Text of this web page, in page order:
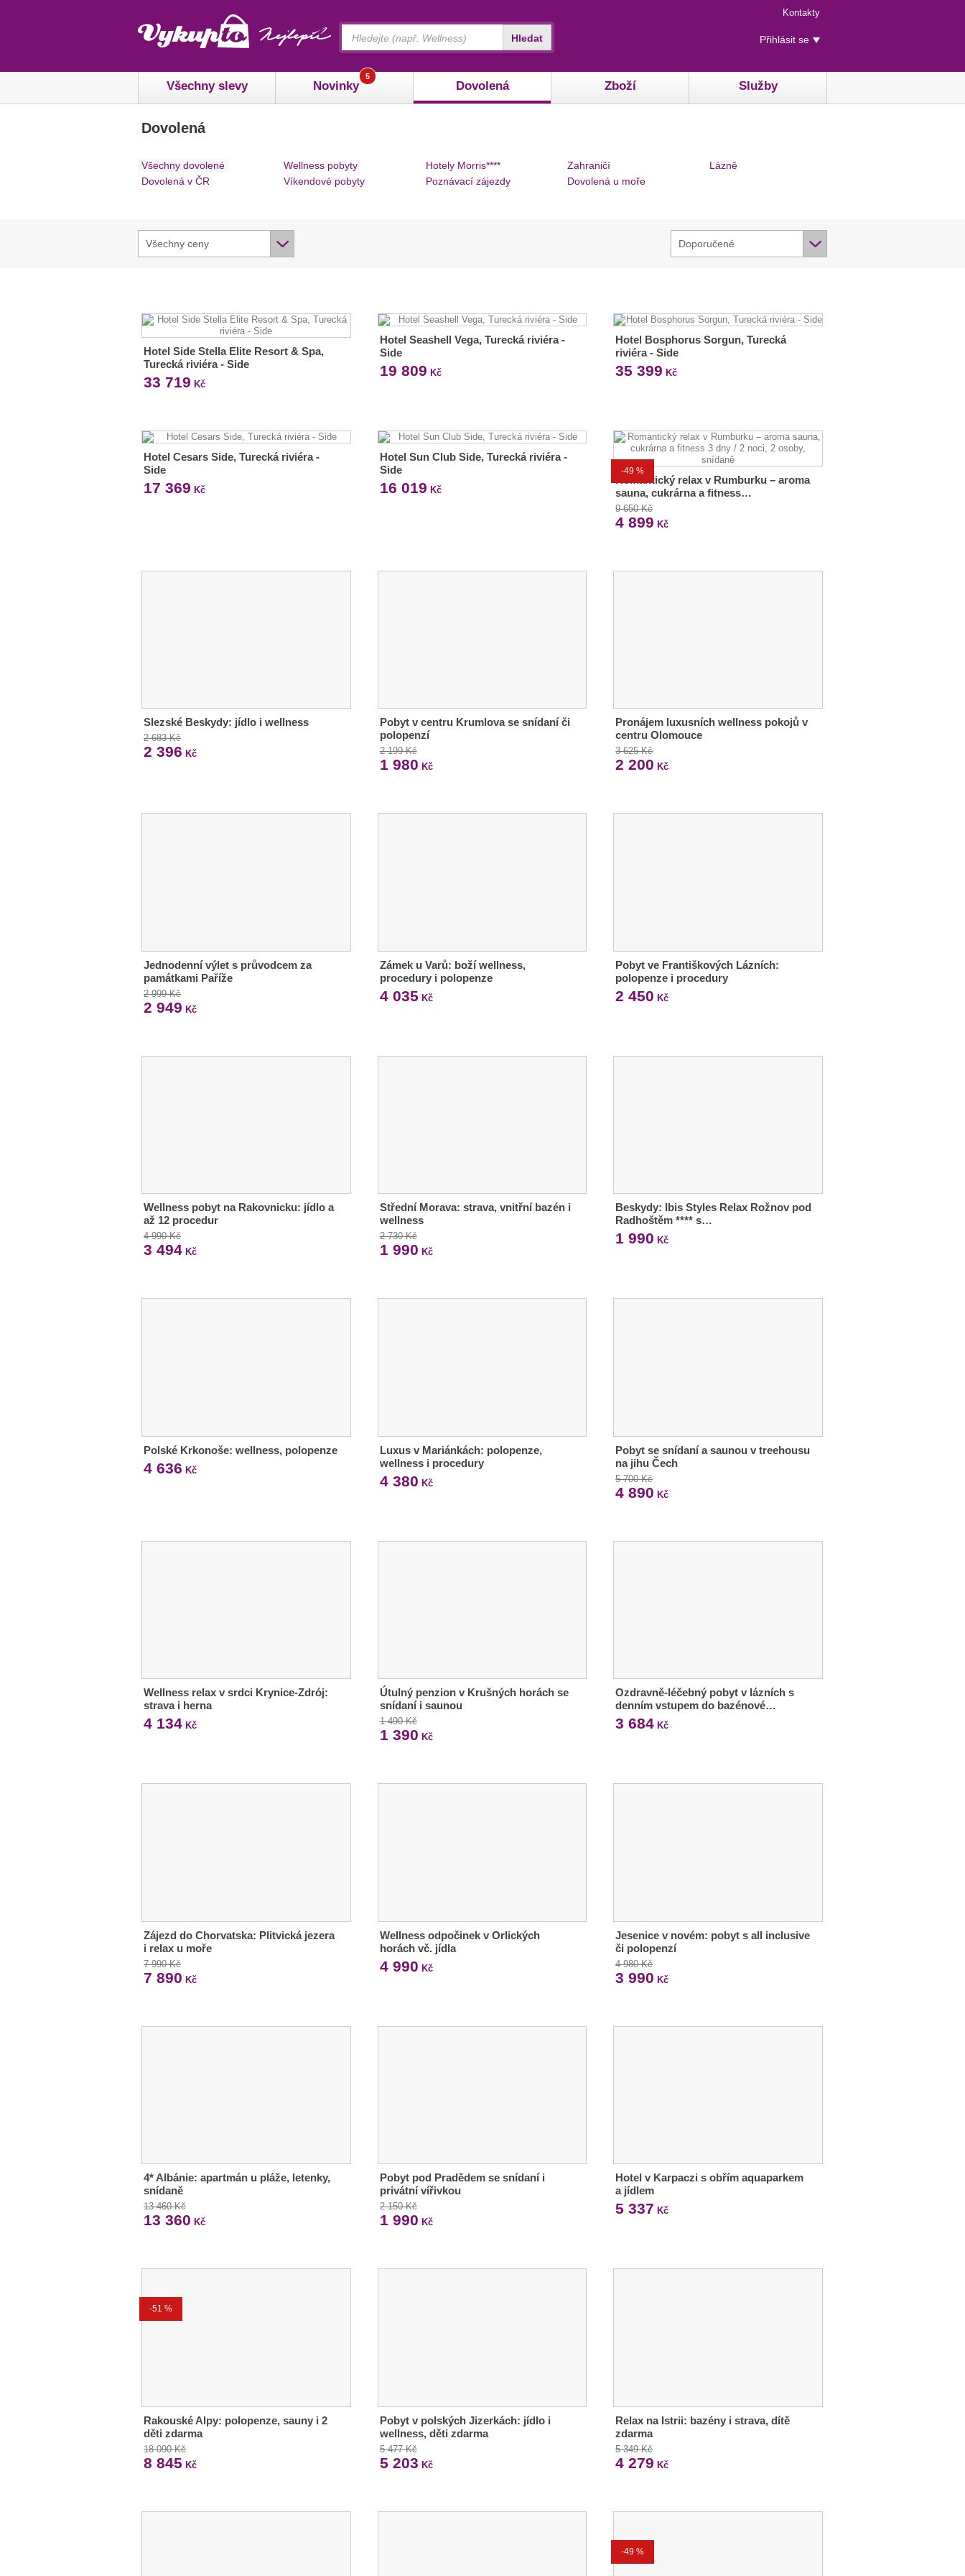
Menu
rychlého
přístupu
Kontakty
Uživatelské
menu
Přihlásit se
Všechny slevy Novinky
5
Dovolená Zboží Služby
Hledat
Dovolená
Všechny dovolené
Dovolená v ČR
Wellness pobyty
Víkendové pobyty
Hotely Morris****
Poznávací zájezdy
Zahraničí
Dovolená u moře
Lázně
Všechny ceny Doporučené
Hotel Side Stella Elite Resort & Spa,
Turecká riviéra - Side
33 719 Kč
Hotel Seashell Vega, Turecká riviéra -
Side
19 809 Kč
Hotel Bosphorus Sorgun, Turecká
riviéra - Side
35 399 Kč
Hotel Cesars Side, Turecká riviéra -
Side
17 369 Kč
Hotel Sun Club Side, Turecká riviéra -
Side
16 019 Kč
-49 %
Romantický relax v Rumburku – aroma
sauna, cukrárna a fitness…
9 650 Kč
4 899 Kč
Slezské Beskydy: jídlo i wellness
2 683 Kč
2 396 Kč
Pobyt v centru Krumlova se snídaní či
polopenzí
2 199 Kč
1 980 Kč
Pronájem luxusních wellness pokojů v
centru Olomouce
3 625 Kč
2 200 Kč
Jednodenní výlet s průvodcem za
památkami Paříže
2 999 Kč
2 949 Kč
Zámek u Varů: boží wellness,
procedury i polopenze
4 035 Kč
Pobyt ve Františkových Lázních:
polopenze i procedury
2 450 Kč
Wellness pobyt na Rakovnicku: jídlo a
až 12 procedur
4 990 Kč
3 494 Kč
Střední Morava: strava, vnitřní bazén i
wellness
2 730 Kč
1 990 Kč
Beskydy: Ibis Styles Relax Rožnov pod
Radhoštěm **** s…
1 990 Kč
Polské Krkonoše: wellness, polopenze
4 636 Kč
Luxus v Mariánkách: polopenze,
wellness i procedury
4 380 Kč
Pobyt se snídaní a saunou v treehousu
na jihu Čech
5 700 Kč
4 890 Kč
Wellness relax v srdci Krynice-Zdrój:
strava i herna
4 134 Kč
Útulný penzion v Krušných horách se
snídaní i saunou
1 490 Kč
1 390 Kč
Ozdravně-léčebný pobyt v lázních s
denním vstupem do bazénové…
3 684 Kč
Zájezd do Chorvatska: Plitvická jezera
i relax u moře
7 990 Kč
7 890 Kč
Wellness odpočinek v Orlických
horách vč. jídla
4 990 Kč
Jesenice v novém: pobyt s all inclusive
či polopenzí
4 980 Kč
3 990 Kč
4* Albánie: apartmán u pláže, letenky,
snídaně
13 460 Kč
13 360 Kč
Pobyt pod Pradědem se snídaní i
privátní vířivkou
2 150 Kč
1 990 Kč
Hotel v Karpaczi s obřím aquaparkem
a jídlem
5 337 Kč
-51 %
Rakouské Alpy: polopenze, sauny i 2
děti zdarma
18 090 Kč
8 845 Kč
Pobyt v polských Jizerkách: jídlo i
wellness, děti zdarma
5 477 Kč
5 203 Kč
Relax na Istrii: bazény i strava, dítě
zdarma
5 349 Kč
4 279 Kč
-49 %